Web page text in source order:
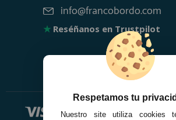
info@francobordo.com
★ Reséñanos en Trustpilot
Respetamos tu
Nuestro site utiliza cookies